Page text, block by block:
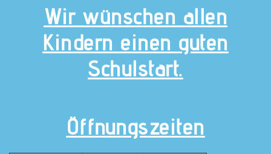
Wir wünschen allen
Kindern einen guten
Schulstart.
Öffnungszeiten